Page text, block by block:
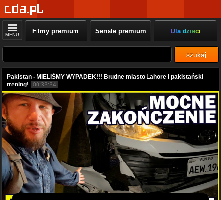
MENU Filmy premium Seriale premium Dla dzieci
szukaj
Pakistan - MIELIŚMY WYPADEK!!! Brudne miasto Lahore i pakistański
trening!
00:33:34